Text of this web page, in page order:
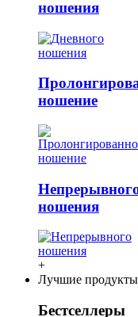
ношения
ношение
ношения
+
Лучшие продукты
Бестселлеры